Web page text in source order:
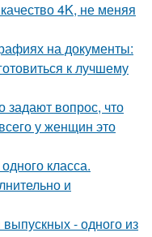
4K, не меняя
на документы:
к лучшему
задают вопрос, что
у женщин это
класса.
и
- одного из